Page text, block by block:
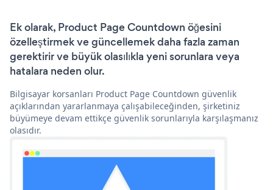
Ek olarak, Product Page Countdown öğesini
özelleştirmek ve güncellemek daha fazla zaman
gerektirir ve büyük olasılıkla yeni sorunlara veya
hatalara neden olur.
Bilgisayar korsanları Product Page Countdown güvenlik
açıklarından yararlanmaya çalışabileceğinden, şirketiniz
büyümeye devam ettikçe güvenlik sorunlarıyla karşılaşmanız
olasıdır.